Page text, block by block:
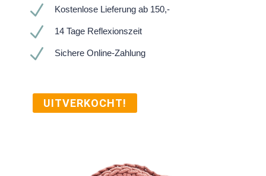
N Kostenlose Lieferung ab 150,-
N 14 Tage Reflexionszeit
N Sichere Online-Zahlung
UITVERKOCHT!